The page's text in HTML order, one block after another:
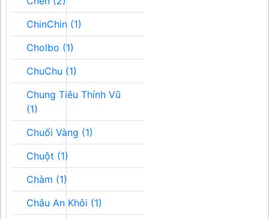
ChinChin (1)
Cholbo (1)
ChuChu (1)
Chung Tiêu Thính Vũ
(1)
Chuối Vàng (1)
Chuột (1)
Chàm (1)
Châu An Khôi (1)